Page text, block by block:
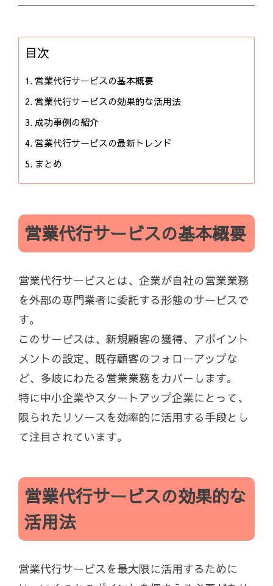
目次
営業代行サービスの基本概要
営業代行サービスの効果的な活用法
成功事例の紹介
営業代行サービスの最新トレンド
まとめ
営業代行サービスの基本概要
営業代行サービスとは、企業が自社の営業業務
を外部の専門業者に委託する形態のサービスで
す。
このサービスは、新規顧客の獲得、アポイント
メントの設定、既存顧客のフォローアップな
ど、多岐にわたる営業業務をカバーします。
特に中小企業やスタートアップ企業にとって、
限られたリソースを効率的に活用する手段とし
て注目されています。
営業代行サービスの効果的な
活用法
営業代行サービスを最大限に活用するために